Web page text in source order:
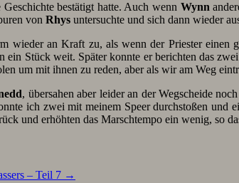
Geschichte bestätigt hatte. Auch wenn Wynn
von Rhys untersuchte und sich dann wieder
wieder an Kraft zu, als wenn der Priester einen
Stück weit. Später konnte er berichten das
um mit ihnen zu reden, aber als wir am Weg
, übersahen aber leider an der Wegscheide
ich zwei mit meinem Speer durchstoßen und
und erhöhten das Marschtempo ein wenig, so
– Teil 7 →